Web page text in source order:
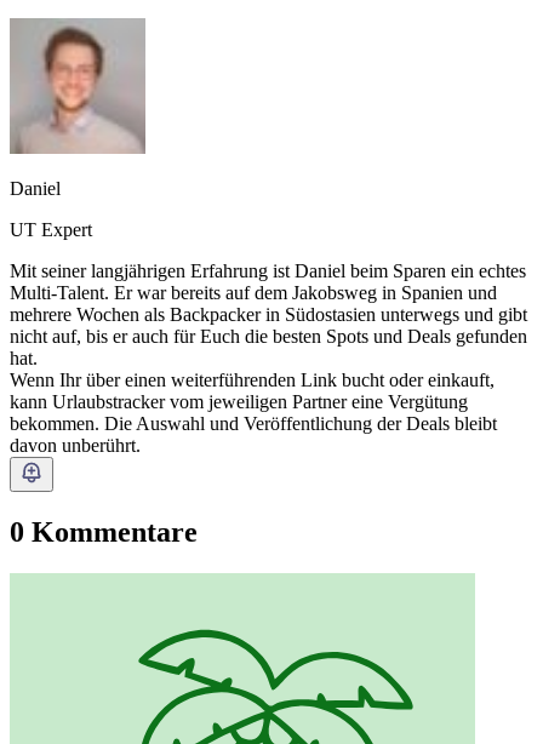
Daniel
UT Expert
Mit seiner langjährigen Erfahrung ist Daniel beim Sparen ein echtes
Multi-Talent. Er war bereits auf dem Jakobsweg in Spanien und
mehrere Wochen als Backpacker in Südostasien unterwegs und gibt
nicht auf, bis er auch für Euch die besten Spots und Deals gefunden
hat.
Wenn Ihr über einen weiterführenden Link bucht oder einkauft,
kann Urlaubstracker vom jeweiligen Partner eine Vergütung
bekommen. Die Auswahl und Veröffentlichung der Deals bleibt
davon unberührt.
0 Kommentare